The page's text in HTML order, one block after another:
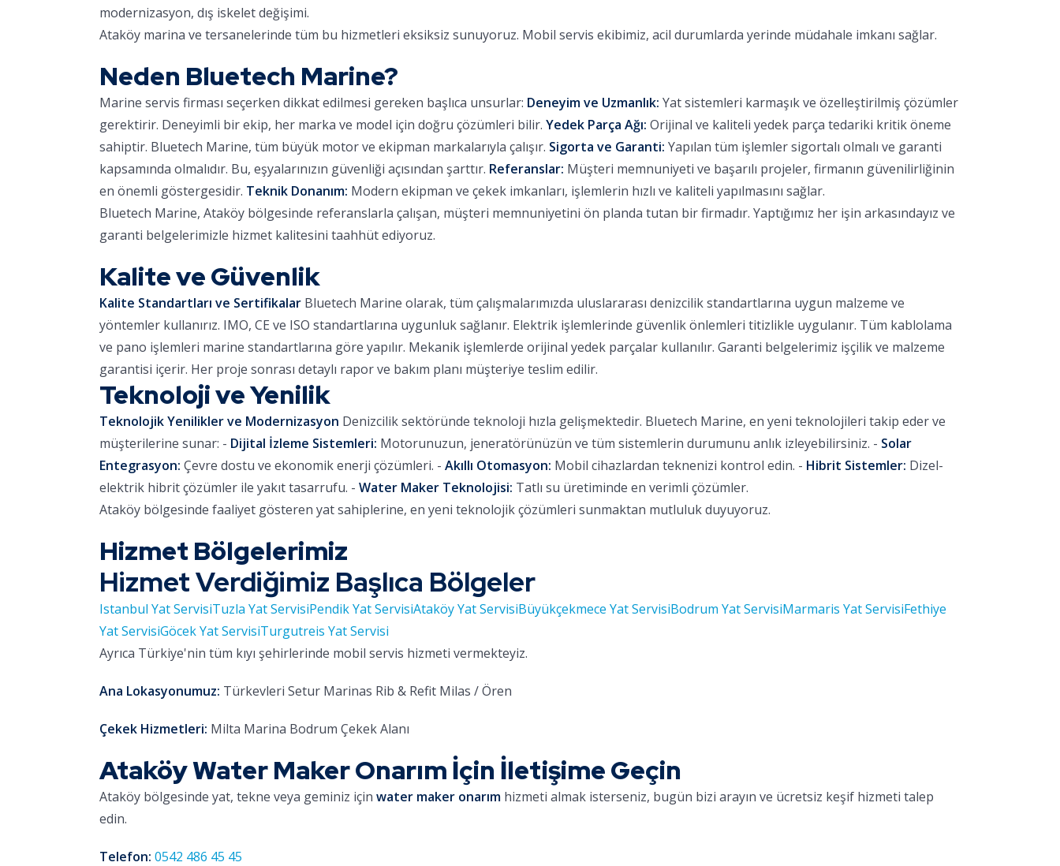
modernizasyon, dış iskelet değişimi.
Ataköy marina ve tersanelerinde tüm bu hizmetleri eksiksiz sunuyoruz. Mobil servis ekibimiz, acil durumlarda yerinde müdahale imkanı sağlar.
Neden Bluetech Marine?
Marine servis firması seçerken dikkat edilmesi gereken başlıca unsurlar: Deneyim ve Uzmanlık: Yat sistemleri karmaşık ve özelleştirilmiş çözümler
gerektirir. Deneyimli bir ekip, her marka ve model için doğru çözümleri bilir. Yedek Parça Ağı: Orijinal ve kaliteli yedek parça tedariki kritik öneme
sahiptir. Bluetech Marine, tüm büyük motor ve ekipman markalarıyla çalışır. Sigorta ve Garanti: Yapılan tüm işlemler sigortalı olmalı ve garanti
kapsamında olmalıdır. Bu, eşyalarınızın güvenliği açısından şarttır. Referanslar: Müşteri memnuniyeti ve başarılı projeler, firmanın güvenilirliğinin
en önemli göstergesidir. Teknik Donanım: Modern ekipman ve çekek imkanları, işlemlerin hızlı ve kaliteli yapılmasını sağlar.
Bluetech Marine, Ataköy bölgesinde referanslarla çalışan, müşteri memnuniyetini ön planda tutan bir firmadır. Yaptığımız her işin arkasındayız ve
garanti belgelerimizle hizmet kalitesini taahhüt ediyoruz.
Kalite ve Güvenlik
Kalite Standartları ve Sertifikalar Bluetech Marine olarak, tüm çalışmalarımızda uluslararası denizcilik standartlarına uygun malzeme ve
yöntemler kullanırız. IMO, CE ve ISO standartlarına uygunluk sağlanır. Elektrik işlemlerinde güvenlik önlemleri titizlikle uygulanır. Tüm kablolama
ve pano işlemleri marine standartlarına göre yapılır. Mekanik işlemlerde orijinal yedek parçalar kullanılır. Garanti belgelerimiz işçilik ve malzeme
garantisi içerir. Her proje sonrası detaylı rapor ve bakım planı müşteriye teslim edilir.
Teknoloji ve Yenilik
Teknolojik Yenilikler ve Modernizasyon Denizcilik sektöründe teknoloji hızla gelişmektedir. Bluetech Marine, en yeni teknolojileri takip eder ve
müşterilerine sunar: - Dijital İzleme Sistemleri: Motorunuzun, jeneratörünüzün ve tüm sistemlerin durumunu anlık izleyebilirsiniz. - Solar
Entegrasyon: Çevre dostu ve ekonomik enerji çözümleri. - Akıllı Otomasyon: Mobil cihazlardan teknenizi kontrol edin. - Hibrit Sistemler: Dizel-
elektrik hibrit çözümler ile yakıt tasarrufu. - Water Maker Teknolojisi: Tatlı su üretiminde en verimli çözümler.
Ataköy bölgesinde faaliyet gösteren yat sahiplerine, en yeni teknolojik çözümleri sunmaktan mutluluk duyuyoruz.
Hizmet Bölgelerimiz
Hizmet Verdiğimiz Başlıca Bölgeler
Istanbul Yat ServisiTuzla Yat ServisiPendik Yat ServisiAtaköy Yat ServisiBüyükçekmece Yat ServisiBodrum Yat ServisiMarmaris Yat ServisiFethiye
Yat ServisiGöcek Yat ServisiTurgutreis Yat Servisi
Ayrıca Türkiye'nin tüm kıyı şehirlerinde mobil servis hizmeti vermekteyiz.
Ana Lokasyonumuz: Türkevleri Setur Marinas Rib & Refit Milas / Ören
Çekek Hizmetleri: Milta Marina Bodrum Çekek Alanı
Ataköy Water Maker Onarım İçin İletişime Geçin
Ataköy bölgesinde yat, tekne veya geminiz için water maker onarım hizmeti almak isterseniz, bugün bizi arayın ve ücretsiz keşif hizmeti talep
edin.
Telefon: 0542 486 45 45